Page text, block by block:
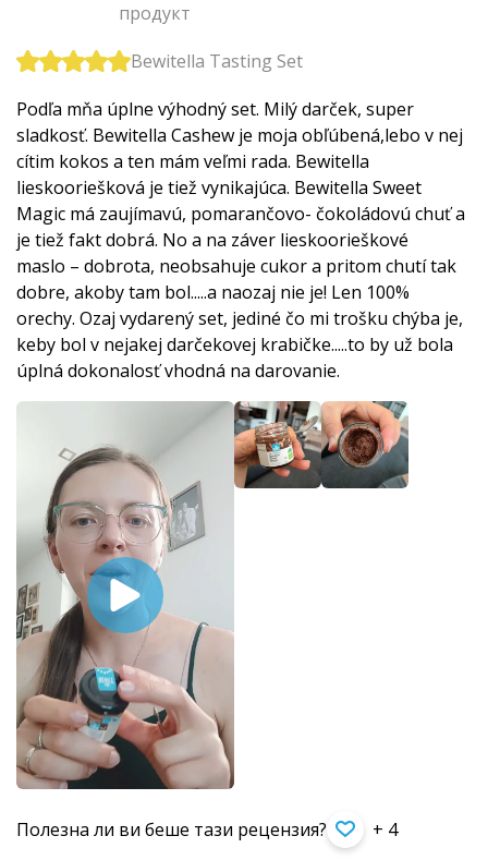
продукт
Bewitella Tasting Set
Podľa mňa úplne výhodný set. Milý darček, super
sladkosť. Bewitella Cashew je moja obľúbená,lebo v nej
cítim kokos a ten mám veľmi rada. Bewitella
lieskooriešková je tiež vynikajúca. Bewitella Sweet
Magic má zaujímavú, pomarančovo- čokoládovú chuť a
je tiež fakt dobrá. No a na záver lieskoorieškové
maslo – dobrota, neobsahuje cukor a pritom chutí tak
dobre, akoby tam bol.....a naozaj nie je! Len 100%
orechy. Ozaj vydarený set, jediné čo mi trošku chýba je,
keby bol v nejakej darčekovej krabičke.....to by už bola
úplná dokonalosť vhodná na darovanie.
Полезна ли ви беше тази рецензия? + 4